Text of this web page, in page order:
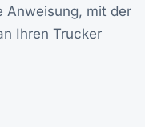
Anweisung, mit der
Ihren Trucker